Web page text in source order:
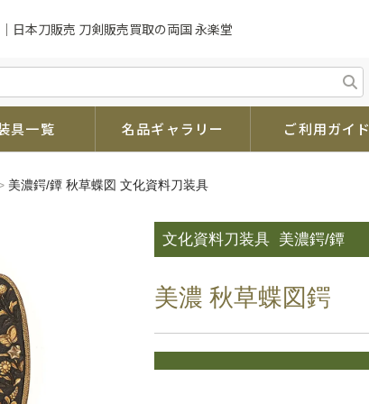
日本刀販売 刀剣販売買取の両国 永楽堂
具一覧 名品ギャラリー ご利用ガイド
美濃鍔/鐔 秋草蝶図 文化資料刀装具
文化資料刀装具 美濃鍔/鐔
美濃 秋草蝶図鍔